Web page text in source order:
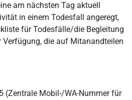
am nächsten Tag aktuell
in einem Todesfall angeregt,
für Todesfälle/die Begleitung
Verfügung, die auf Mitanandteilen
(Zentrale Mobil-/WA-Nummer für